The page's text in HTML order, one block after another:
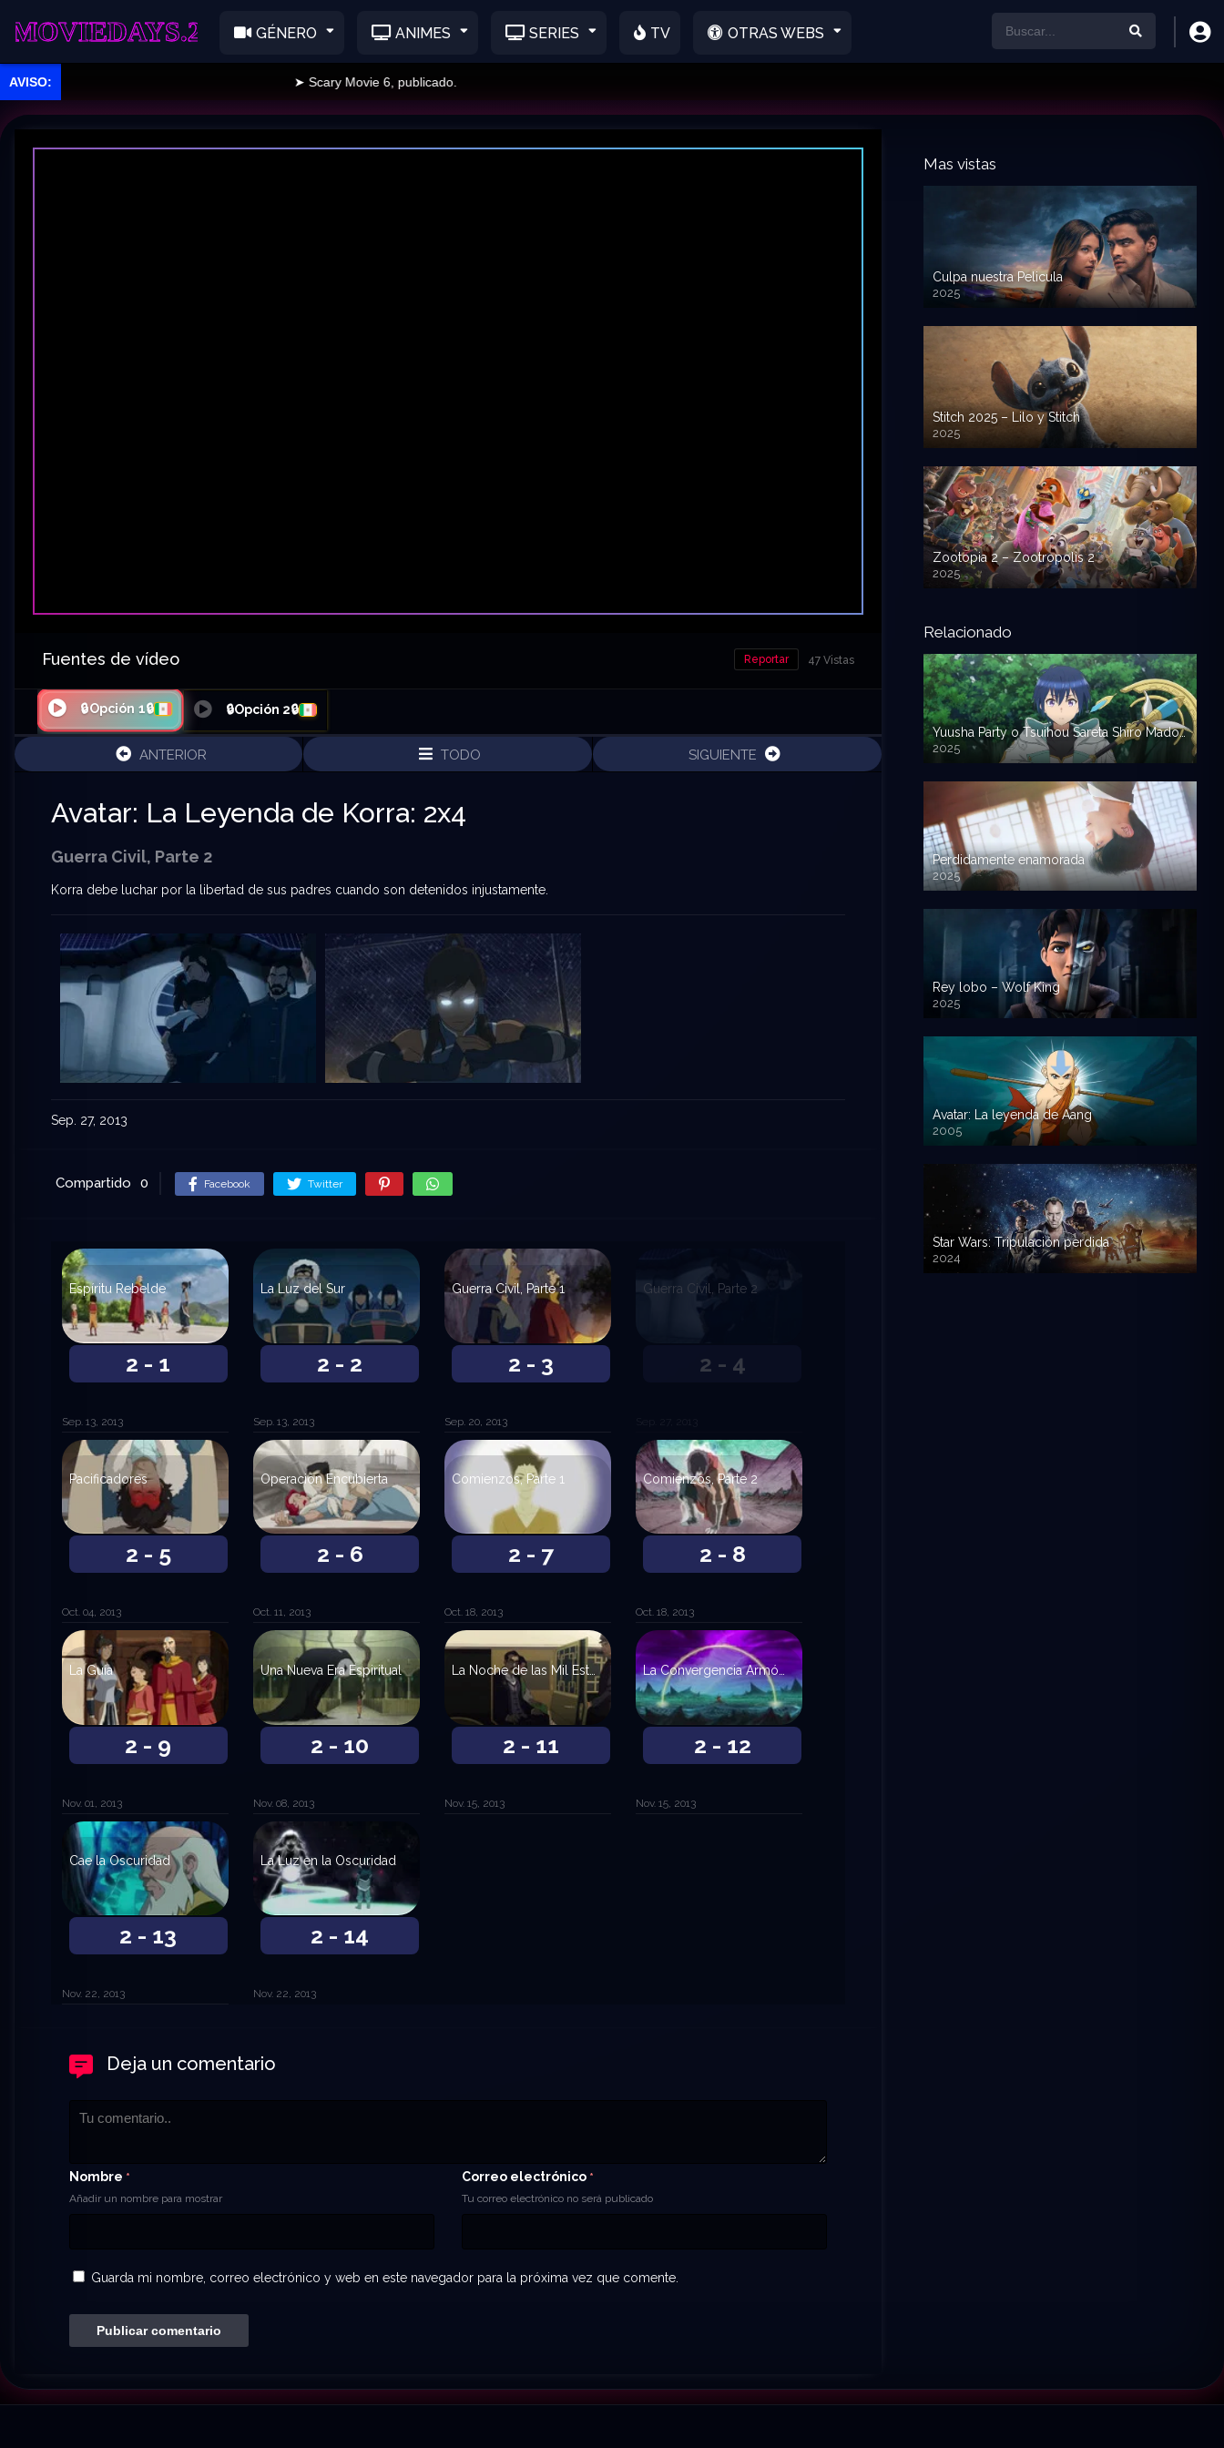
GÉNERO ANIMES SERIES TV OTRAS WEBS
➤ Scary Movie 6, publicado.
Fuentes de vídeo 47 Vistas
Reportar
🔒Opción 1🔒 🔒Opción 2🔒
ANTERIOR TODO SIGUIENTE
Avatar: La Leyenda de Korra: 2x4
Guerra Civil, Parte 2
Korra debe luchar por la libertad de sus padres cuando son detenidos injustamente.
Sep. 27, 2013
Compartido 0 Facebook Twitter
2 - 1
Espíritu Rebelde
Sep. 13, 2013
2 - 2
La Luz del Sur
Sep. 13, 2013
2 - 3
Guerra Civil, Parte 1
Sep. 20, 2013
2 - 4
Guerra Civil, Parte 2
2 - 5
Pacificadores
Oct. 04, 2013
2 - 6
Operación Encubierta
Oct. 11, 2013
2 - 7
Comienzos, Parte 1
Oct. 18, 2013
2 - 8
Comienzos, Parte 2
Oct. 18, 2013
2 - 9
La Guía
Nov. 01, 2013
2 - 10
Una Nueva Era Espiritual
Nov. 08, 2013
2 - 11
Nov. 15, 2013
2 - 12
Nov. 15, 2013
2 - 13
Cae la Oscuridad
Nov. 22, 2013
2 - 14
La Luz en la Oscuridad
Nov. 22, 2013
Deja un comentario
Nombre *
Añadir un nombre para mostrar
Correo electrónico *
Tu correo electrónico no será publicado
Guarda mi nombre, correo electrónico y web en este navegador para la próxima vez que comente.
Mas vistas
Culpa nuestra Pelicula
2025
720p HD
Stitch 2025 – Lilo y Stitch
2025
720p HD
Zootopia 2 – Zootropolis 2
2025
720p HD
Relacionado
Yuusha Party o Tsuihou Sareta Shiro Madoushi – Scooped Up by an S-Rank Adventurer
2025
Perdidamente enamorada
2025
Rey lobo – Wolf King
2025
Avatar: La leyenda de Aang
2005
Star Wars: Tripulación perdida
2024